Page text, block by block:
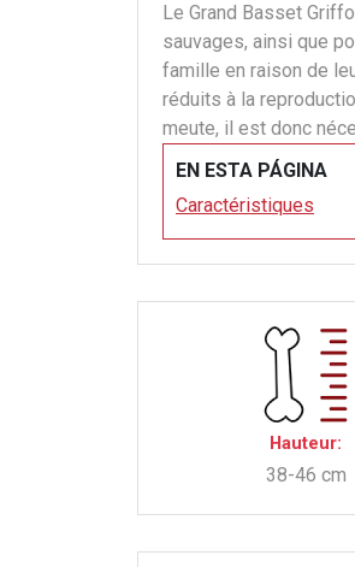
Le Grand Basset
sauvages, ainsi que
famille en raison de
réduits à la
meute, il est donc
EN ESTA PÁGINA
Caractéristiques
Hauteur:
38-46 cm